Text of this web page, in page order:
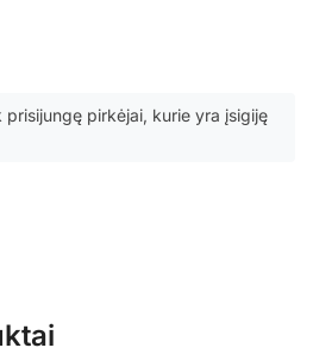
prisijungę pirkėjai, kurie yra įsigiję